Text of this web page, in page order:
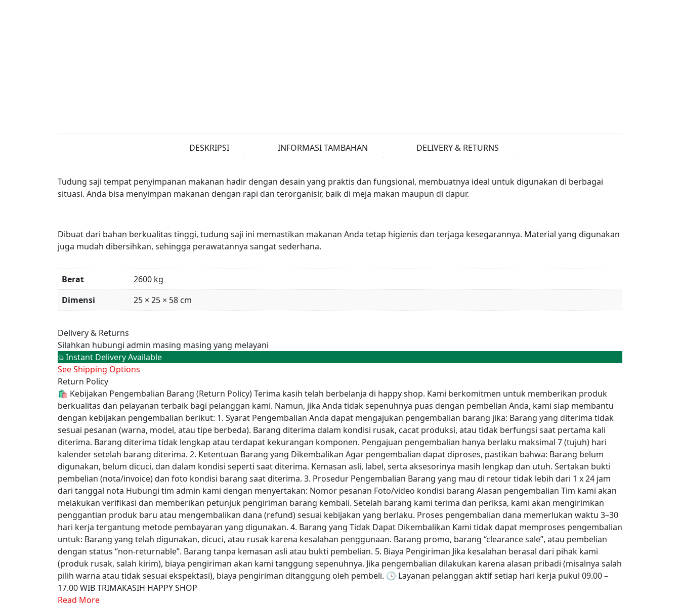
DESKRIPSI INFORMASI TAMBAHAN DELIVERY & RETURNS
Tudung saji tempat penyimpanan makanan hadir dengan desain yang praktis dan fungsional, membuatnya ideal untuk digunakan di berbagai
situasi. Anda bisa menyimpan makanan dengan rapi dan terorganisir, baik di meja makan maupun di dapur.
Dibuat dari bahan berkualitas tinggi, tudung saji ini memastikan makanan Anda tetap higienis dan terjaga kesegarannya. Material yang digunakan
juga mudah dibersihkan, sehingga perawatannya sangat sederhana.
Berat
2600 kg
Dimensi
25 × 25 × 58 cm
Delivery & Returns
Silahkan hubungi admin masing masing yang melayani
Instant Delivery Available
See Shipping Options
Return Policy
🛍️ Kebijakan Pengembalian Barang (Return Policy) Terima kasih telah berbelanja di happy shop. Kami berkomitmen untuk memberikan produk
berkualitas dan pelayanan terbaik bagi pelanggan kami. Namun, jika Anda tidak sepenuhnya puas dengan pembelian Anda, kami siap membantu
dengan kebijakan pengembalian berikut: 1. Syarat Pengembalian Anda dapat mengajukan pengembalian barang jika: Barang yang diterima tidak
sesuai pesanan (warna, model, atau tipe berbeda). Barang diterima dalam kondisi rusak, cacat produksi, atau tidak berfungsi saat pertama kali
diterima. Barang diterima tidak lengkap atau terdapat kekurangan komponen. Pengajuan pengembalian hanya berlaku maksimal 7 (tujuh) hari
kalender setelah barang diterima. 2. Ketentuan Barang yang Dikembalikan Agar pengembalian dapat diproses, pastikan bahwa: Barang belum
digunakan, belum dicuci, dan dalam kondisi seperti saat diterima. Kemasan asli, label, serta aksesorinya masih lengkap dan utuh. Sertakan bukti
pembelian (nota/invoice) dan foto kondisi barang saat diterima. 3. Prosedur Pengembalian Barang yang mau di retour tidak lebih dari 1 x 24 jam
dari tanggal nota Hubungi tim admin kami dengan menyertakan: Nomor pesanan Foto/video kondisi barang Alasan pengembalian Tim kami akan
melakukan verifikasi dan memberikan petunjuk pengiriman barang kembali. Setelah barang kami terima dan periksa, kami akan mengirimkan
penggantian produk baru atau mengembalikan dana (refund) sesuai kebijakan yang berlaku. Proses pengembalian dana memerlukan waktu 3–30
hari kerja tergantung metode pembayaran yang digunakan. 4. Barang yang Tidak Dapat Dikembalikan Kami tidak dapat memproses pengembalian
untuk: Barang yang telah digunakan, dicuci, atau rusak karena kesalahan penggunaan. Barang promo, barang “clearance sale”, atau pembelian
dengan status “non-returnable”. Barang tanpa kemasan asli atau bukti pembelian. 5. Biaya Pengiriman Jika kesalahan berasal dari pihak kami
(produk rusak, salah kirim), biaya pengiriman akan kami tanggung sepenuhnya. Jika pengembalian dilakukan karena alasan pribadi (misalnya salah
pilih warna atau tidak sesuai ekspektasi), biaya pengiriman ditanggung oleh pembeli. 🕓 Layanan pelanggan aktif setiap hari kerja pukul 09.00 –
17.00 WIB TRIMAKASIH HAPPY SHOP
Read More